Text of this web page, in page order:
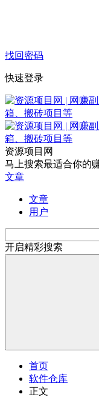
找回密码
快速登录
资源项目网
马上搜索最适合你的
文章
文章
用户
开启精彩搜索
首页
软件仓库
正文